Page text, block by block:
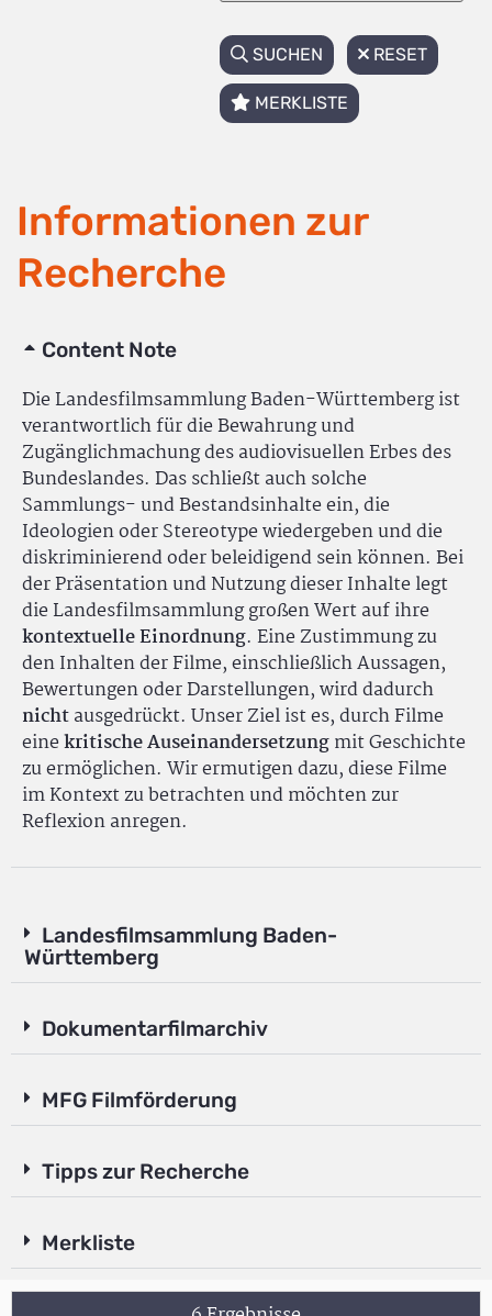
SUCHEN RESET
MERKLISTE
Informationen zur
Recherche
Content Note
Die Landesfilmsammlung Baden-Württemberg ist
verantwortlich für die Bewahrung und
Zugänglichmachung des audiovisuellen Erbes des
Bundeslandes. Das schließt auch solche
Sammlungs- und Bestandsinhalte ein, die
Ideologien oder Stereotype wiedergeben und die
diskriminierend oder beleidigend sein können. Bei
der Präsentation und Nutzung dieser Inhalte legt
die Landesfilmsammlung großen Wert auf ihre
kontextuelle Einordnung. Eine Zustimmung zu
den Inhalten der Filme, einschließlich Aussagen,
Bewertungen oder Darstellungen, wird dadurch
nichtausgedrückt. Unser Ziel ist es, durch Filme
einekritische Auseinandersetzungmit Geschichte
zu ermöglichen. Wir ermutigen dazu, diese Filme
im Kontext zu betrachten und möchten zur
Reflexion anregen.
Landesfilmsammlung Baden-
Württemberg
Dokumentarfilmarchiv
MFG Filmförderung
Tipps zur Recherche
Merkliste